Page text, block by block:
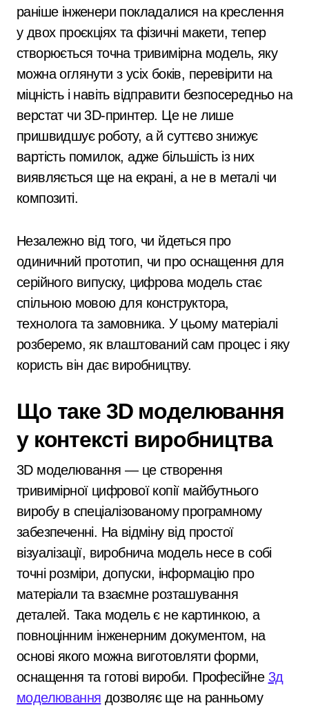
раніше інженери покладалися на креслення
у двох проєкціях та фізичні макети, тепер
створюється точна тривимірна модель, яку
можна оглянути з усіх боків, перевірити на
міцність і навіть відправити безпосередньо на
верстат чи 3D-принтер. Це не лише
пришвидшує роботу, а й суттєво знижує
вартість помилок, адже більшість із них
виявляється ще на екрані, а не в металі чи
композиті.
Незалежно від того, чи йдеться про
одиничний прототип, чи про оснащення для
серійного випуску, цифрова модель стає
спільною мовою для конструктора,
технолога та замовника. У цьому матеріалі
розберемо, як влаштований сам процес і яку
користь він дає виробництву.
Що таке 3D моделювання
у контексті виробництва
3D моделювання — це створення
тривимірної цифрової копії майбутнього
виробу в спеціалізованому програмному
забезпеченні. На відміну від простої
візуалізації, виробнича модель несе в собі
точні розміри, допуски, інформацію про
матеріали та взаємне розташування
деталей. Така модель є не картинкою, а
повноцінним інженерним документом, на
основі якого можна виготовляти форми,
оснащення та готові вироби. Професійне 3д
моделювання дозволяє ще на ранньому